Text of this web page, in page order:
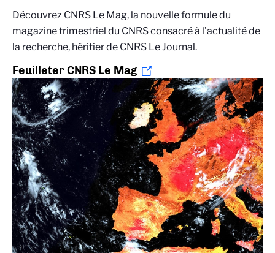
Découvrez CNRS Le Mag, la nouvelle formule du
magazine trimestriel du CNRS consacré à l’actualité de
la recherche, héritier de CNRS Le Journal.
Feuilleter CNRS Le Mag